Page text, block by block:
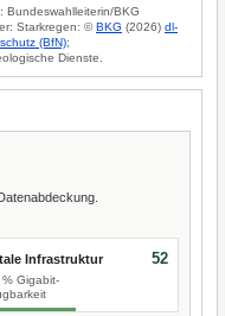
Bundeswahlleiterin/BKG
Starkregen: ©BKG (2026) dl-
(BfN);
Dienste.
Infrastruktur
Gigabit-
52